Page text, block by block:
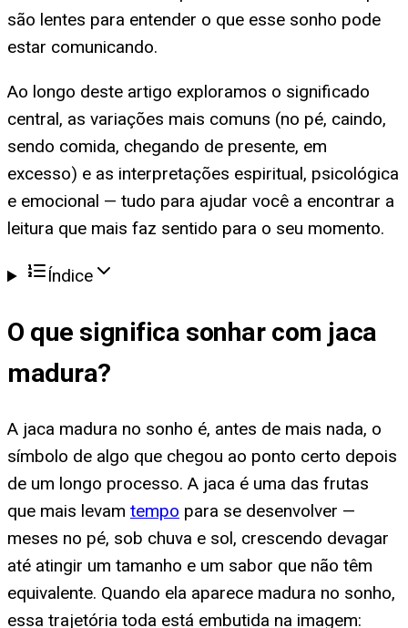
são lentes para entender o que esse sonho pode
estar comunicando.
Ao longo deste artigo exploramos o significado
central, as variações mais comuns (no pé, caindo,
sendo comida, chegando de presente, em
excesso) e as interpretações espiritual, psicológica
e emocional — tudo para ajudar você a encontrar a
leitura que mais faz sentido para o seu momento.
Índice
O que significa sonhar com jaca
madura?
A jaca madura no sonho é, antes de mais nada, o
símbolo de algo que chegou ao ponto certo depois
de um longo processo. A jaca é uma das frutas
que mais levam tempo para se desenvolver —
meses no pé, sob chuva e sol, crescendo devagar
até atingir um tamanho e um sabor que não têm
equivalente. Quando ela aparece madura no sonho,
essa trajetória toda está embutida na imagem: